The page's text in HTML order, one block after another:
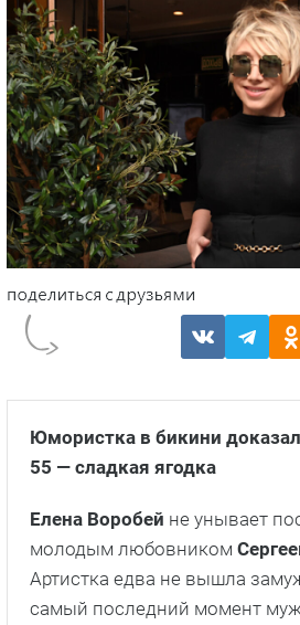
Юмористка в бикини
55 — сладкая ягодка
Елена Воробей не унывает
молодым любовником
Артистка едва не вышла
самый последний момент